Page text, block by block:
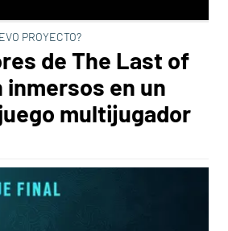
PROYECTO?
de The Last of
inmersos en un
multijugador